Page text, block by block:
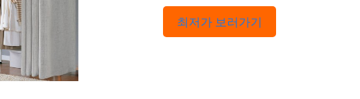
최저가 보러가기